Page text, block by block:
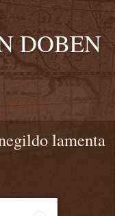
DOBEN
lamenta